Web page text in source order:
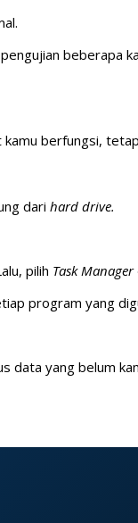
beberapa
berfungsi,
dari hard drive.
pilih Task Manager
program yang
data yang belum